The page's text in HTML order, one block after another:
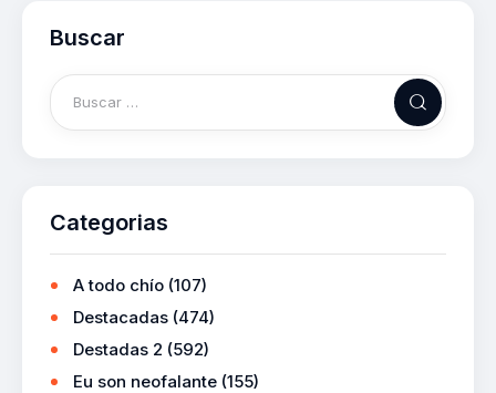
Buscar
Categorias
A todo chío (107)
Destacadas (474)
Destadas 2 (592)
Eu son neofalante (155)